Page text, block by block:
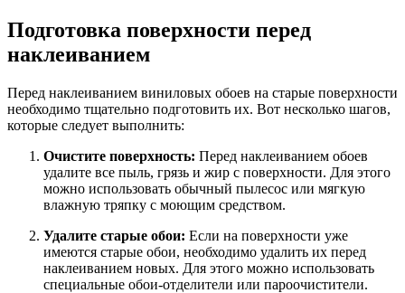
Подготовка поверхности перед
наклеиванием
Перед наклеиванием виниловых обоев на старые поверхности
необходимо тщательно подготовить их. Вот несколько шагов,
которые следует выполнить:
Очистите поверхность: Перед наклеиванием обоев
удалите все пыль, грязь и жир с поверхности. Для этого
можно использовать обычный пылесос или мягкую
влажную тряпку с моющим средством.
Удалите старые обои: Если на поверхности уже
имеются старые обои, необходимо удалить их перед
наклеиванием новых. Для этого можно использовать
специальные обои-отделители или пароочистители.